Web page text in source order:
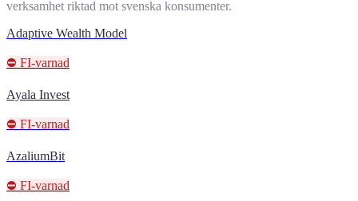
verksamhet riktad mot svenska konsumenter.
Adaptive Wealth Model
⛔ FI-varnad
Ayala Invest
⛔ FI-varnad
AzaliumBit
⛔ FI-varnad